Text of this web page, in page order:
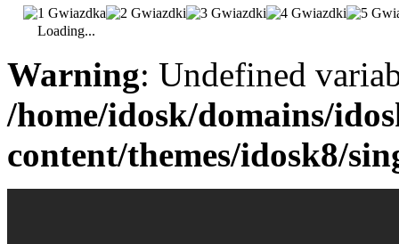
Loading...
Warning: Undefined
/home/idosk/domains/
content/themes/idosk8/